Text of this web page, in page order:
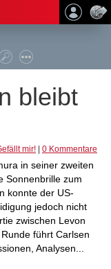
bleibt
mir! 0 Kommentare
in seiner zweiten
Sonnenbrille zum
konnte der US-
jedoch nicht
zwischen Levon
führt Carlsen
Analysen...